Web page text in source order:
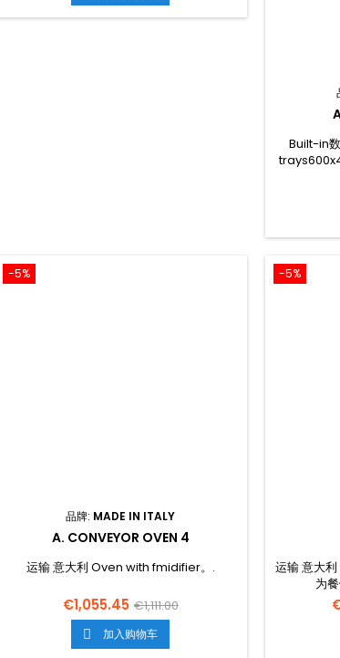
Built-in
表,GN1/1
-5%
品牌: MADE IN ITALY
A. CONVEYOR OVEN 4
运输 意大利 Oven with fmidifier。.
€1,055.45 €1,111.00
 加入购物车
-5%
运输 意大
为